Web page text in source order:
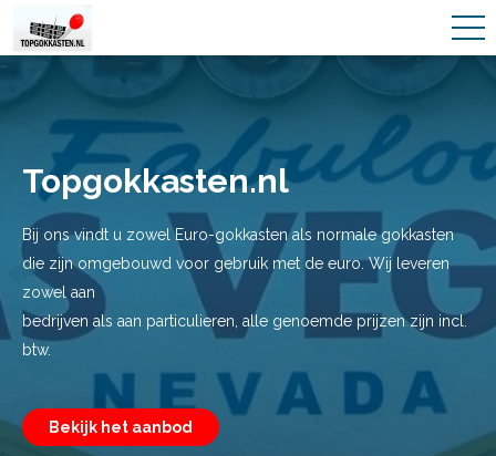
Topgokkasten.nl
Bij ons vindt u zowel Euro-gokkasten als normale gokkasten
die zijn omgebouwd voor gebruik met de euro. Wij leveren
zowel aan
bedrijven als aan particulieren, alle genoemde prijzen zijn incl.
btw.
Bekijk het aanbod